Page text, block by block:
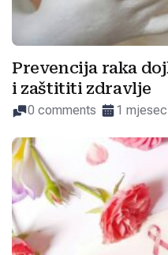
Prevencija raka
i zaštititi zdravlje
0 comments 1